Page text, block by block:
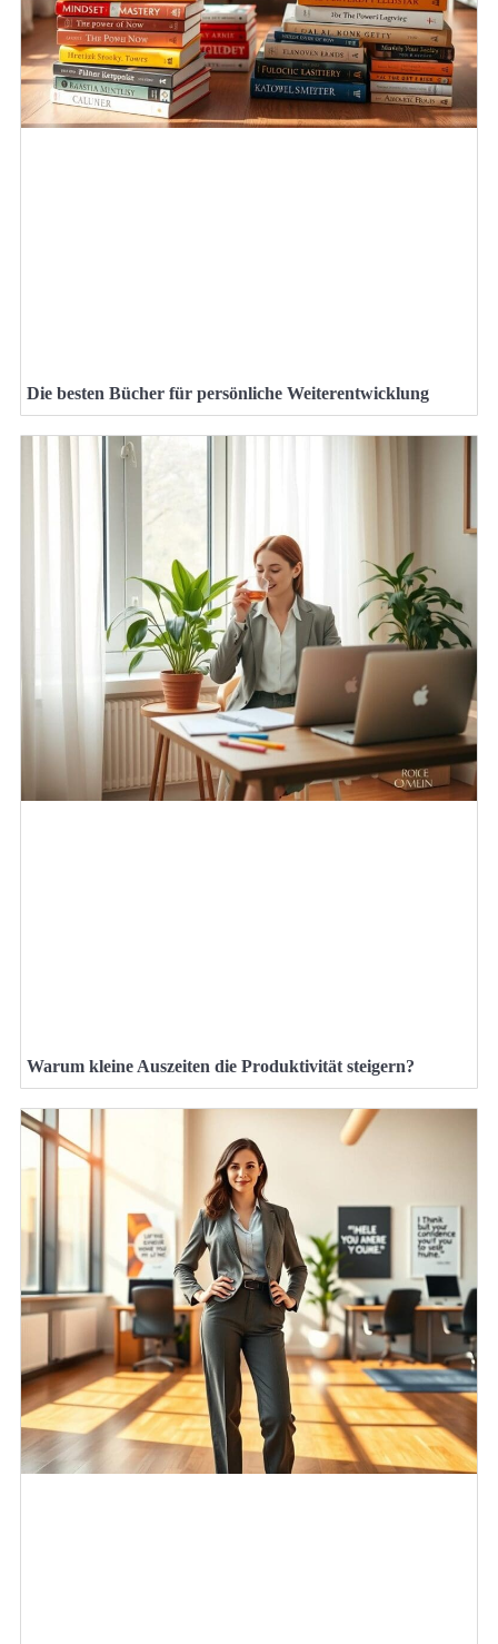
Die besten Bücher für persönliche Weiterentwicklung
Warum kleine Auszeiten die Produktivität steigern?